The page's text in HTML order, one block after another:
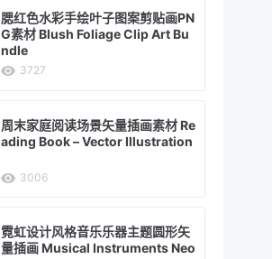
腮红色水彩手绘叶子图案剪贴画PN
G素材 Blush Foliage Clip Art Bu
ndle
3727
周末家庭阅读场景矢量插画素材 Re
ading Book – Vector Illustration
3006
霓虹设计风格音乐乐器主题圆形矢
量插画 Musical Instruments Neo